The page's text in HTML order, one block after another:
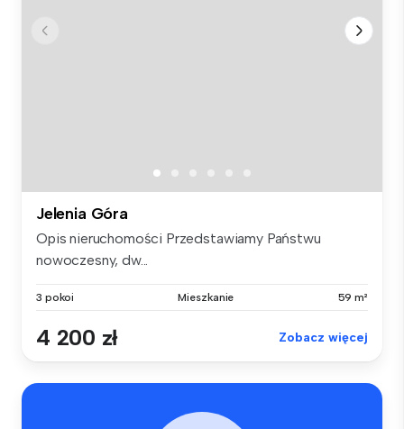
Jelenia Góra
Opis nieruchomości Przedstawiamy Państwu
nowoczesny, dw...
3 pokoi Mieszkanie 59 m²
4 200 zł Zobacz więcej